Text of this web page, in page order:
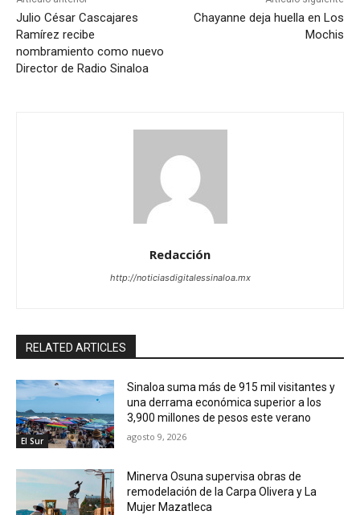
Julio César Cascajares
Ramírez recibe
nombramiento como nuevo
Director de Radio Sinaloa
Chayanne deja huella en Los
Mochis
Redacción
http://noticiasdigitalessinaloa.mx
RELATED ARTICLES
El Sur
Sinaloa suma más de 915 mil visitantes y
una derrama económica superior a los
3,900 millones de pesos este verano
agosto 9, 2026
Minerva Osuna supervisa obras de
remodelación de la Carpa Olivera y La
Mujer Mazatleca